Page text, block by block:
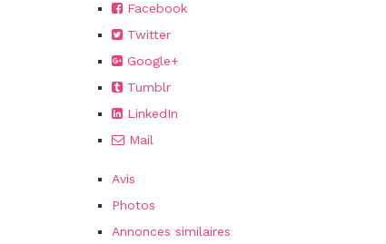
Facebook
Twitter
Google+
Tumblr
LinkedIn
Mail
Avis
Photos
Annonces similaires